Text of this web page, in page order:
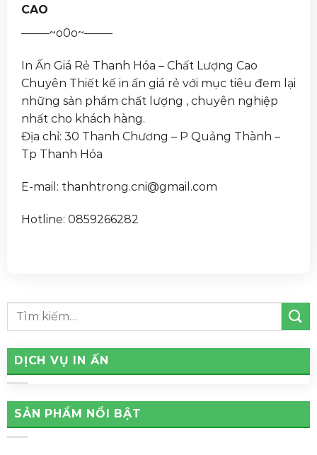
CAO
——–~o0o~——–
In Ấn Giá Rẻ Thanh Hóa – Chất Lượng Cao
Chuyên Thiết kế in ấn giá rẻ với mục tiêu đem lại
những sản phẩm chất lượng , chuyên nghiệp
nhất cho khách hàng.
Địa chỉ: 30 Thanh Chương – P Quảng Thành –
Tp Thanh Hóa
E-mail: thanhtrong.cni@gmail.com
Hotline: 0859266282
DỊCH VỤ IN ẤN
SẢN PHẨM NỔI BẬT